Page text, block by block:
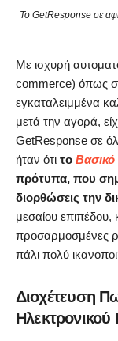
To GetResponse σε
Με ισχυρή
commerce) όπως
εγκαταλειμμένα
μετά την αγορά,
GetResponse σε
ήταν ότι το Βασικό
πρότυπα, που
διορθώσεις την
μεσαίου επιπέδου,
προσαρμοσμένες
πάλι πολύ
Διοχέτευση